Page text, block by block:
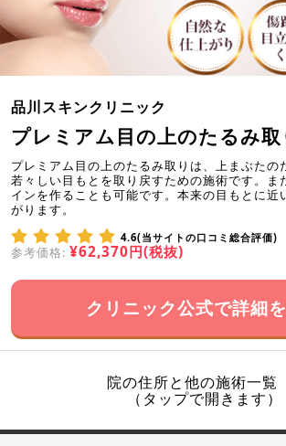
品川スキンクリニック
プレミアム目の上のたるみ取
プレミアム目の上のたるみ取りは、上まぶたの
若々しい目もとを取り戻すための施術です。ま
インを作ることも可能です。本来の目もとに近
がります。
4.6(当サイトの口コミ総合評価)
参考価格: ¥62,370円(税抜)
クリニック公式で詳細
院の住所と他の施術一覧
（タップで開きます）